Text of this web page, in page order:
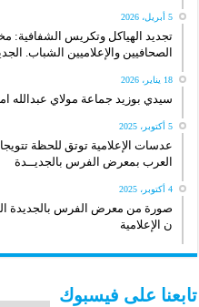
5 أبريل، 2026
تجديد الهياكل وتكريس الشفافية:
الصحافيين والإعلاميين الشباب.
18 يناير، 2026
سيدي بوزيد جماعة مولاي عبدالله
5 أكتوبر، 2025
عدسات الإعلامية توتق للحظة
العرب بمعرض الفرس بالجديــدة
4 أكتوبر، 2025
صورة من معرض الفرس بالجديدة
ن الإعلامية
تابعنا على فيسبوك